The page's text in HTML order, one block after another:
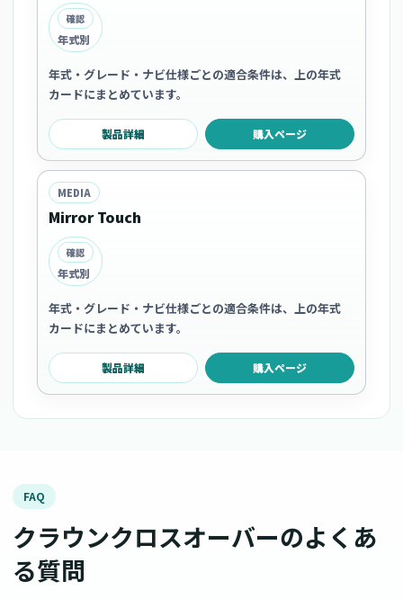
確認
年式別
年式・グレード・ナビ仕様ごとの適合条件は、上の年式
カードにまとめています。
製品詳細 購入ページ
MEDIA
Mirror Touch
確認
年式別
年式・グレード・ナビ仕様ごとの適合条件は、上の年式
カードにまとめています。
製品詳細 購入ページ
FAQ
クラウンクロスオーバーのよくあ
る質問